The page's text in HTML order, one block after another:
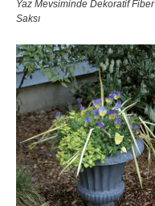
Yaz Mevsiminde Dekoratif Fiber
Saksı